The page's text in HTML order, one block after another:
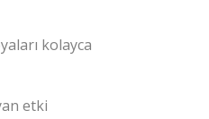
kolayca
etki